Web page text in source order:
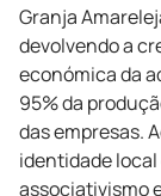
Granja
devolvendo a
económica da
95% da
das empresas.
identidade
associativismo